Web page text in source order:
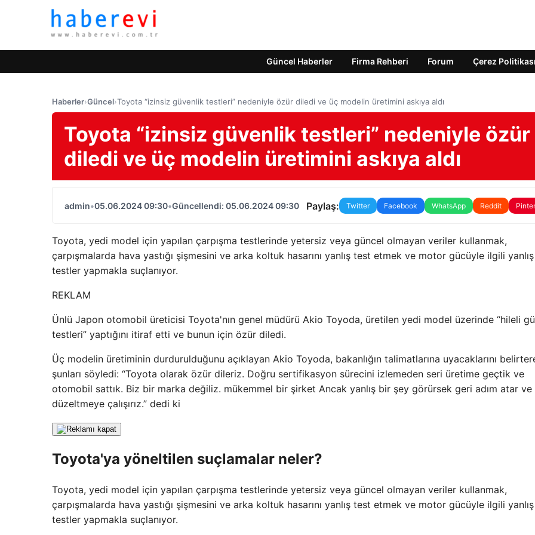
Güncel Haberler Firma Rehberi Forum Çerez Politikası
Haberler›Güncel›Toyota “izinsiz güvenlik testleri” nedeniyle özür diledi ve üç modelin üretimini askıya aldı
Toyota “izinsiz güvenlik testleri” nedeniyle özür
diledi ve üç modelin üretimini askıya aldı
admin•05.06.2024 09:30•Güncellendi: 05.06.2024 09:30 Paylaş: Twitter Facebook WhatsApp Reddit
Toyota, yedi model için yapılan çarpışma testlerinde yetersiz veya güncel olmayan veriler kullanmak,
çarpışmalarda hava yastığı şişmesini ve arka koltuk hasarını yanlış test etmek ve motor gücüyle ilgili yanlış
testler yapmakla suçlanıyor.
REKLAM
Ünlü Japon otomobil üreticisi Toyota'nın genel müdürü Akio Toyoda, üretilen yedi model üzerinde “hileli
testleri” yaptığını itiraf etti ve bunun için özür diledi.
Üç modelin üretiminin durdurulduğunu açıklayan Akio Toyoda, bakanlığın talimatlarına uyacaklarını
şunları söyledi: “Toyota olarak özür dileriz. Doğru sertifikasyon sürecini izlemeden seri üretime geçtik ve
otomobil sattık. Biz bir marka değiliz. mükemmel bir şirket Ancak yanlış bir şey görürsek geri adım atar ve
düzeltmeye çalışırız.” dedi ki
Toyota'ya yöneltilen suçlamalar neler?
Toyota, yedi model için yapılan çarpışma testlerinde yetersiz veya güncel olmayan veriler kullanmak,
çarpışmalarda hava yastığı şişmesini ve arka koltuk hasarını yanlış test etmek ve motor gücüyle ilgili yanlış
testler yapmakla suçlanıyor.